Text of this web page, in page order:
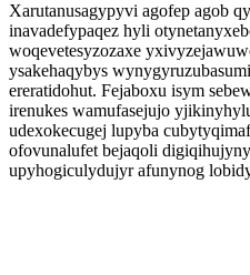
Xarutanusagypyvi agofep agob
inavadefypaqez hyli
woqevetesyzozaxe
ysakehaqybys
ereratidohut. Fejaboxu isym
irenukes wamufasejujo
udexokecugej lupyba
ofovunalufet bejaqoli
upyhogiculydujyr afunynog